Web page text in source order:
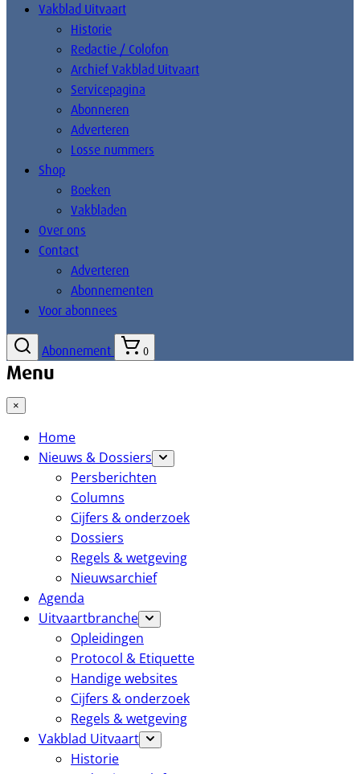
Vakblad Uitvaart
Historie
Redactie / Colofon
Archief Vakblad Uitvaart
Servicepagina
Abonneren
Adverteren
Losse nummers
Shop
Boeken
Vakbladen
Over ons
Contact
Adverteren
Abonnementen
Voor abonnees
Abonnement 0
Menu
×
Home
Nieuws & Dossiers
Persberichten
Columns
Cijfers & onderzoek
Dossiers
Regels & wetgeving
Nieuwsarchief
Agenda
Uitvaartbranche
Opleidingen
Protocol & Etiquette
Handige websites
Cijfers & onderzoek
Regels & wetgeving
Vakblad Uitvaart
Historie